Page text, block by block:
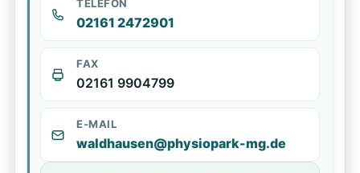
TELEFON
02161 2472901
FAX
02161 9904799
E-MAIL
waldhausen@physiopark-mg.de